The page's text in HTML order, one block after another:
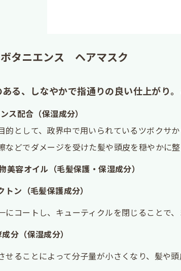
タニエンス ヘアマスク
る、しなやかで指通りの良い仕上がり
ス配合（保湿成分）
的として、政界中で用いられているツボクサか
などでダメージを受けた髪や頭皮を穏やかに
美容オイル（毛髪保護・保湿成分）
ン（毛髪保護成分）
にコートし、キューティクルを閉じることで
分（保湿成分）
せることによって分子量が小さくなり、髪や